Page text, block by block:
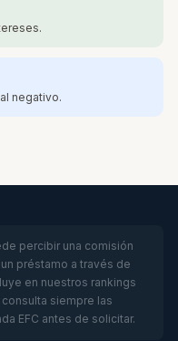
negativo.
percibir una comisión
préstamo a través de
en nuestros rankings
siempre las
EFC antes de solicitar.